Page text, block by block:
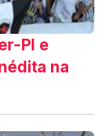
PI e
na